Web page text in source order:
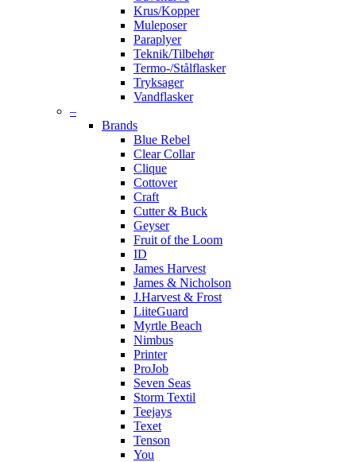
Krus/Kopper
Muleposer
Paraplyer
Teknik/Tilbehør
Termo-/Stålflasker
Tryksager
Vandflasker
–
Brands
Blue Rebel
Clear Collar
Clique
Cottover
Craft
Cutter & Buck
Geyser
Fruit of the Loom
ID
James Harvest
James & Nicholson
J.Harvest & Frost
LiiteGuard
Myrtle Beach
Nimbus
Printer
ProJob
Seven Seas
Storm Textil
Teejays
Texet
Tenson
You